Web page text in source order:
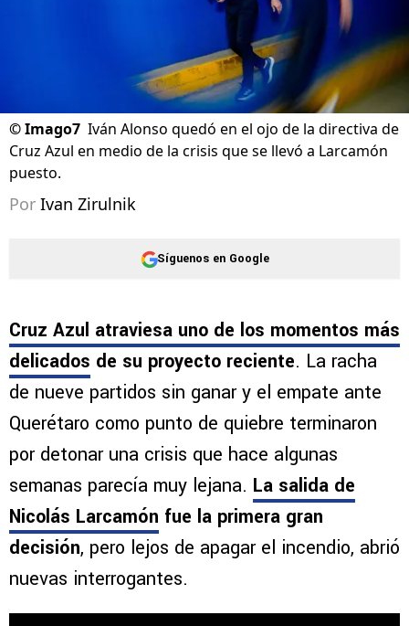
©Imago7 Iván Alonso quedó en el ojo de la directiva de
Cruz Azul en medio de la crisis que se llevó a Larcamón
puesto.
Por Ivan Zirulnik
Síguenos en Google
Cruz Azul atraviesa uno de los momentos más
delicados de su proyecto reciente. La racha
de nueve partidos sin ganar y el empate ante
Querétaro como punto de quiebre terminaron
por detonar una crisis que hace algunas
semanas parecía muy lejana. La salida de
Nicolás Larcamón fue la primera gran
decisión, pero lejos de apagar el incendio, abrió
nuevas interrogantes.